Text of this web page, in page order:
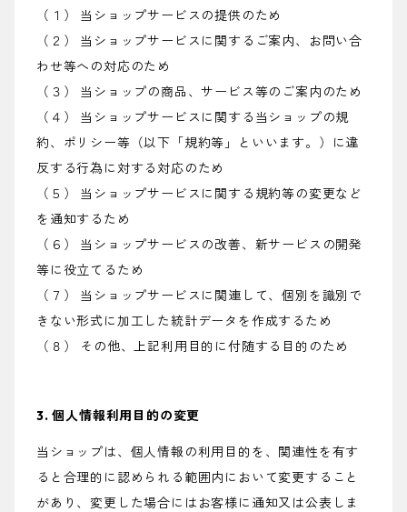
（１） 当ショップサービスの提供のため
（２） 当ショップサービスに関するご案内、お問い合
わせ等への対応のため
（３） 当ショップの商品、サービス等のご案内のため
（４） 当ショップサービスに関する当ショップの規
約、ポリシー等（以下「規約等」といいます。）に違
反する行為に対する対応のため
（５） 当ショップサービスに関する規約等の変更など
を通知するため
（６） 当ショップサービスの改善、新サービスの開発
等に役立てるため
（７） 当ショップサービスに関連して、個別を識別で
きない形式に加工した統計データを作成するため
（８） その他、上記利用目的に付随する目的のため
3. 個人情報利用目的の変更
当ショップは、個人情報の利用目的を、関連性を有す
ると合理的に認められる範囲内において変更すること
があり、変更した場合にはお客様に通知又は公表しま